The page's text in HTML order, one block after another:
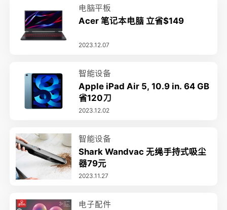
电脑平板
Acer 笔记本电脑 立省$149
2023.12.07
智能设备
Apple iPad Air 5, 10.9 in. 64 GB
省120刀
2023.12.02
智能设备
Shark Wandvac 无绳手持式吸尘
器79元
2023.11.27
电子配件